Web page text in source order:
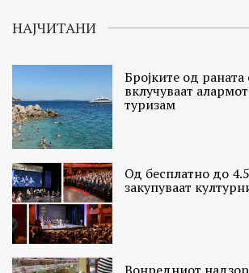
НАЈЧИТАНИ
Бројките од раната
вклучуваат
туризам
Од бесплатно до
закупуваат